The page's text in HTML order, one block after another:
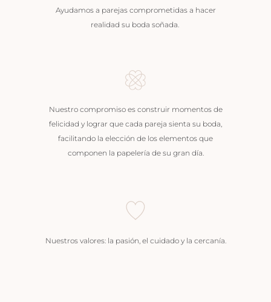
Ayudamos a parejas comprometidas a hacer
realidad su boda soñada.
Nuestro compromiso es construir momentos de
felicidad y lograr que cada pareja sienta su boda,
facilitando la elección de los elementos que
componen la papelería de su gran día.
Nuestros valores: la pasión, el cuidado y la cercanía.